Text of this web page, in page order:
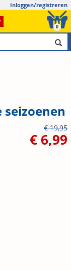
Inloggen/registreren
0
€ 19,95
€ 6,99